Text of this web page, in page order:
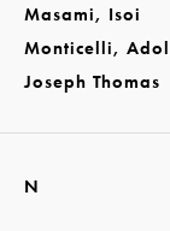
Masami, Isoi
Monticelli,
Joseph Thomas
N